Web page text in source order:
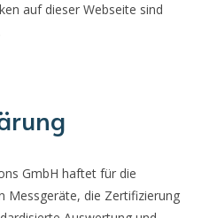
auf dieser Webseite sind
GmbH haftet für die
Messgeräte, die Zertifizierung